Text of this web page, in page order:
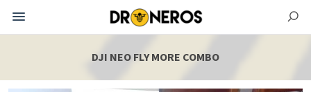
DJI NEO FLY MORE COMBO